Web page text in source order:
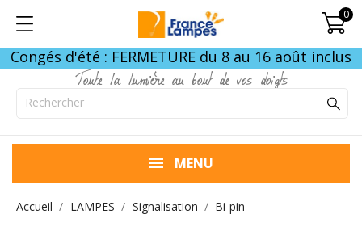
0
Congés d'été : FERMETURE du 8 au 16 août inclus
Toute la lumière au bout de vos doigts
MENU
Accueil LAMPES Signalisation Bi-pin